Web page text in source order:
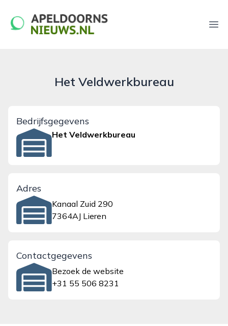
apeldoornsnieuws.nl
Het Veldwerkbureau
Bedrijfsgegevens
Het Veldwerkbureau
Adres
Kanaal Zuid 290
7364AJ Lieren
Contactgegevens
Bezoek de website
+31 55 506 8231